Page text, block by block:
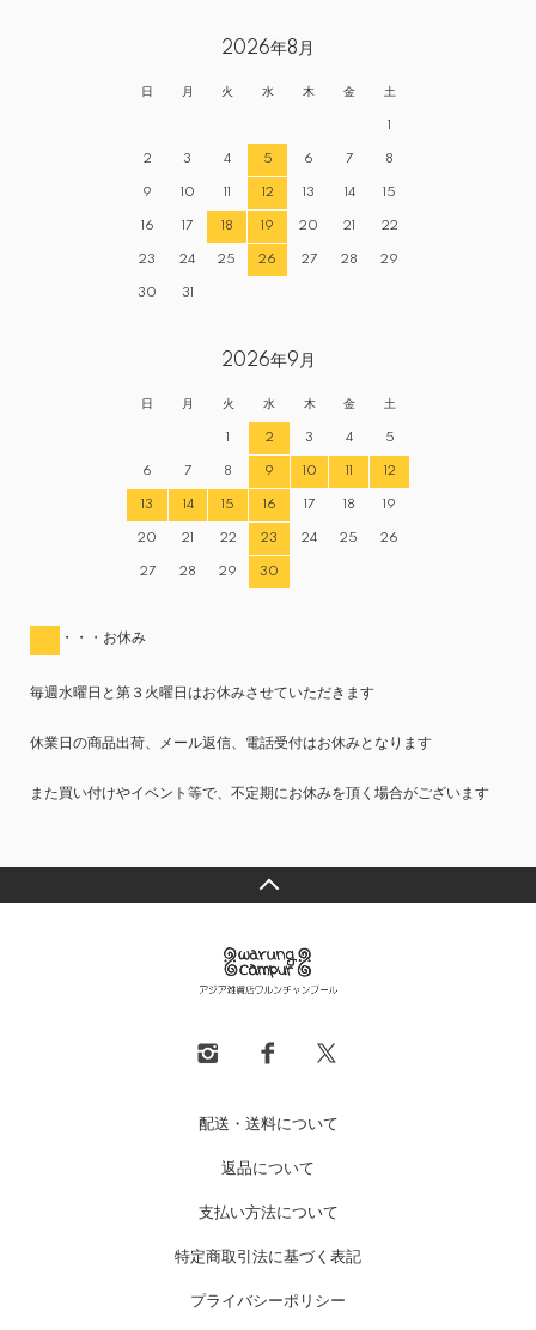
2026年8月
日 月 火 水 木 金 土
1
2 3 4 5 6 7 8
9 10 11 12 13 14 15
16 17 18 19 20 21 22
23 24 25 26 27 28 29
30 31
2026年9月
日 月 火 水 木 金 土
1 2 3 4 5
6 7 8 9 10 11 12
13 14 15 16 17 18 19
20 21 22 23 24 25 26
27 28 29 30
・・・お休み
毎週水曜日と第３火曜日はお休みさせていただきます
休業日の商品出荷、メール返信、電話受付はお休みとなります
また買い付けやイベント等で、不定期にお休みを頂く場合がございます
配送・送料について
返品について
支払い方法について
特定商取引法に基づく表記
プライバシーポリシー